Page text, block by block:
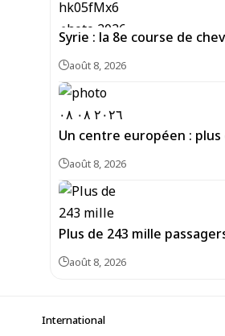
Syrie : la 8e course de
août 8, 2026
Un centre européen : plus
août 8, 2026
Plus de 243 mille
août 8, 2026
International